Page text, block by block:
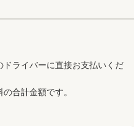
ライバーに直接お支払いくだ
合計金額です。